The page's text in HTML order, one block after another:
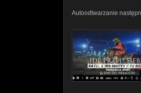
Autoodtwarzanie